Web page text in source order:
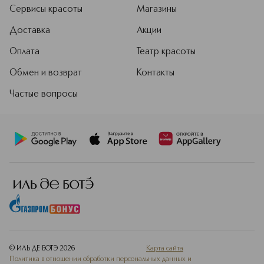
Сервисы красоты
Доставка
Оплата
Обмен и возврат
Частые вопросы
Магазины
Акции
Театр красоты
Контакты
© ИЛЬ ДЕ БОТЭ 2026
Карта сайта
Политика в отношении обработки персональных данных и